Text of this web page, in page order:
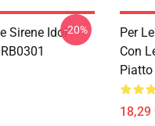
Sirene Idol-20%
Per
Con
Piatto
18,29